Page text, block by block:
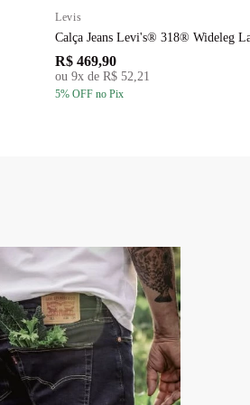
Levis
Calça Jeans Levi's® 318® Wideleg
R$ 469,90
ou 9x de R$ 52,21
5% OFF no Pix